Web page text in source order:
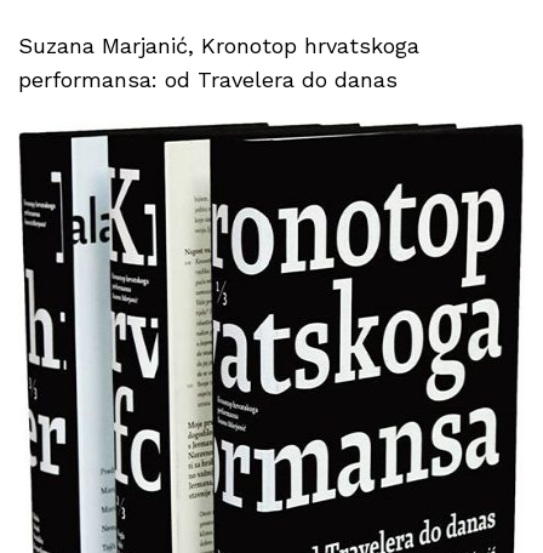
Suzana Marjanić, Kronotop hrvatskoga
performansa: od Travelera do danas